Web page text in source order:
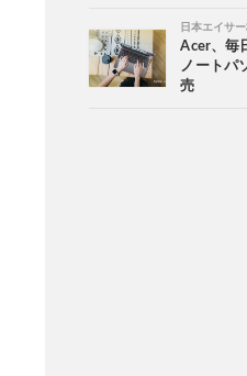
日本エイサ
Acer、毎
ノートパ
売